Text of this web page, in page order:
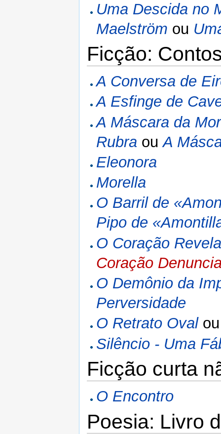
Uma Descida no
Maelström ou
Ficção:
A Conversa de
A Esfinge de
A Máscara da
Rubra ouA
Eleonora
Morella
O Barril de
Pipo de
O Coração
Coração
O Demônio da
Perversidade
O Retrato Oval
Silêncio - Uma
Ficção curta
O Encontro
Poesia: Livro